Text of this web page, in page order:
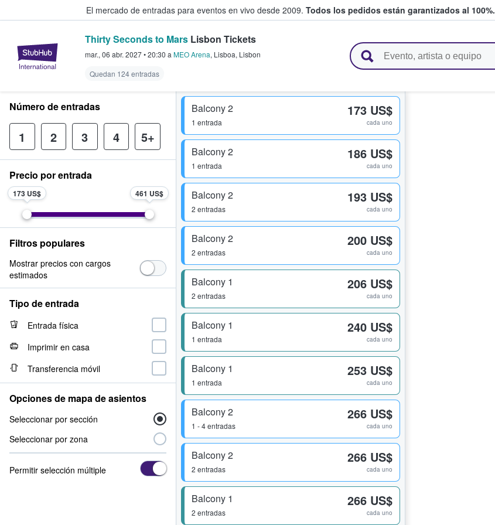
El mercado de entradas para eventos en vivo desde 2009. Todos los pedidos están garantizados al 100%.
StubHub: compra y venta de entradas entre fans
Thirty Seconds to Mars Lisbon Tickets
mar., 06 abr. 2027•20:30 a MEO Arena, Lisboa, Lisbon
Quedan 124 entradas
Balcony 2
1 entrada
173 US$
cada uno
Balcony 2
1 entrada
186 US$
cada uno
Balcony 2
2 entradas
193 US$
cada uno
Balcony 2
2 entradas
200 US$
cada uno
Balcony 1
2 entradas
206 US$
cada uno
Balcony 1
1 entrada
240 US$
cada uno
Balcony 1
1 entrada
253 US$
cada uno
Balcony 2
1 - 4 entradas
266 US$
cada uno
Balcony 2
2 entradas
266 US$
cada uno
Balcony 1
2 entradas
266 US$
cada uno
Número de entradas
1 2 3 4 5+
Precio por entrada
173 US$ 461 US$
Filtros populares
Mostrar precios con cargos
estimados
Tipo de entrada
Entrada física
Imprimir en casa
Transferencia móvil
Opciones de mapa de asientos
Seleccionar por sección
Seleccionar por zona
Permitir selección múltiple